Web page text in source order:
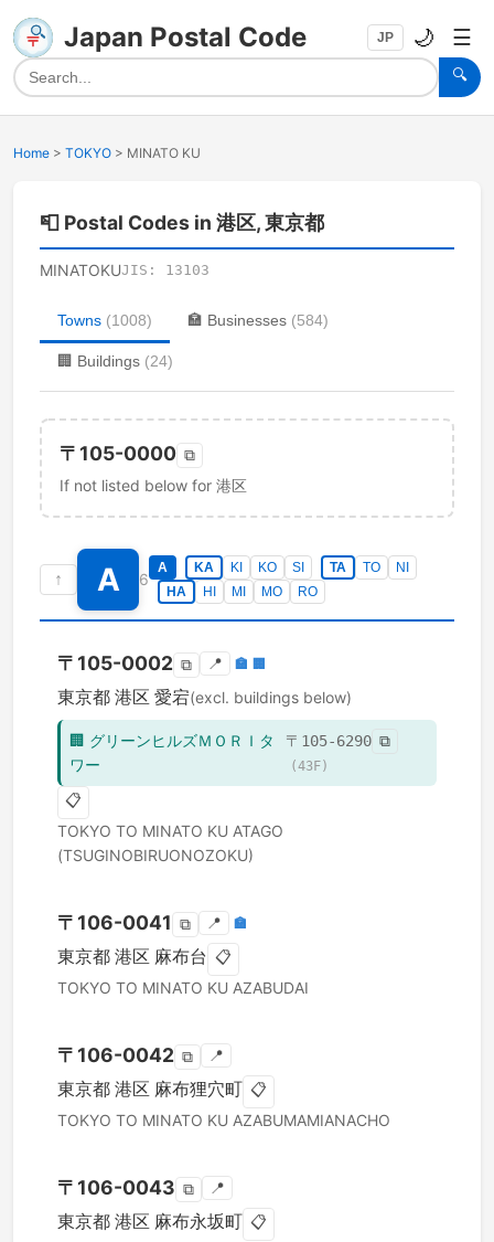
Japan Postal Code
🔍
JP 🌙 ☰
Home > TOKYO > MINATO KU
📮 Postal Codes in 港区, 東京都
MINATOKUJIS: 13103
Towns (1008) 🏣 Businesses (584)
🏢 Buildings (24)
〒 105-0000 ⧉
If not listed below for 港区
↑ A 6
A KA KI KO SI TA TO
NI
HA
HI MI MO RO
〒 105-0002 ⧉ 📍 🏣 🏢
東京都 港区 愛宕(excl. buildings below)
🏢 グリーンヒルズＭＯＲＩタ
ワー
〒 105-6290 ⧉
(43F)
📋
TOKYO TO MINATO KU ATAGO
(TSUGINOBIRUONOZOKU)
〒 106-0041 ⧉ 📍 🏣
東京都 港区 麻布台 📋
TOKYO TO MINATO KU AZABUDAI
〒 106-0042 ⧉ 📍
東京都 港区 麻布狸穴町 📋
TOKYO TO MINATO KU AZABUMAMIANACHO
〒 106-0043 ⧉ 📍
東京都 港区 麻布永坂町 📋